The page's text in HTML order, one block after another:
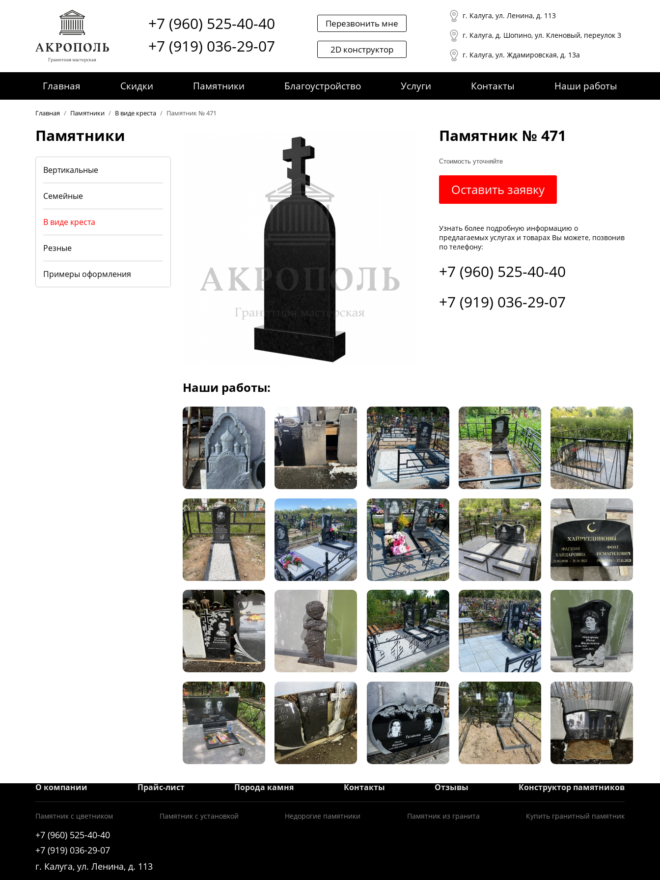
+7 (960) 525-40-40
+7 (919) 036-29-07
Перезвонить мне
2D конструктор
г. Калуга, ул. Ленина, д. 113
г. Калуга, д. Шопино, ул. Кленовый, переулок 3
г. Калуга, ул. Ждамировская, д. 13а
Главная Скидки Памятники Благоустройство Услуги Контакты Наши работы
Главная / Памятники / В виде креста / Памятник № 471
Памятник № 471
Стоимость уточняйте
Оставить заявку
Узнать более подробную информацию о
предлагаемых услугах и товарах Вы можете, позвонив
по телефону:
+7 (960) 525-40-40
+7 (919) 036-29-07
Наши работы:
Памятники
Вертикальные
Семейные
В виде креста
Резные
Примеры оформления
О компании Прайс-лист Порода камня Контакты Отзывы Конструктор памятников
Памятник с цветником Памятник с установкой Недорогие памятники Памятник из гранита Купить гранитный памятник
+7 (960) 525-40-40
+7 (919) 036-29-07
г. Калуга, ул. Ленина, д. 113